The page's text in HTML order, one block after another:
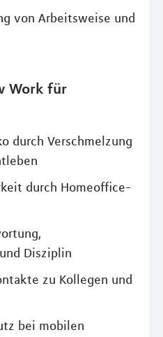
von Arbeitsweise und
Work für
durch Verschmelzung
durch Homeoffice-
Disziplin
zu Kollegen und
bei mobilen